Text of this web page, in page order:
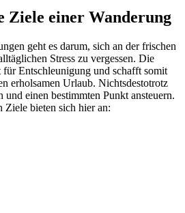
Ziele einer Wanderung
geht es darum, sich an der frischen
Stress zu vergessen. Die
Entschleunigung und schafft somit
erholsamen Urlaub. Nichtsdestotrotz
einen bestimmten Punkt ansteuern.
Ziele bieten sich hier an: